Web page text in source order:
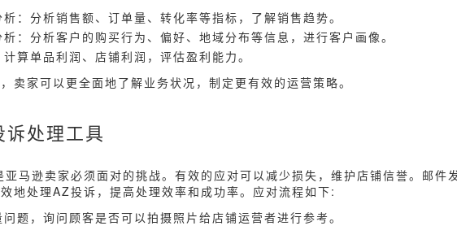
：分析销售额、订单量、转化率等指标，了解销售趋势。
：分析客户的购买行为、偏好、地域分布等信息，进行客户画像。
算单品利润、店铺利润，评估盈利能力。
卖家可以更全面地了解业务状况，制定更有效的运营策略。
处理工具
亚马逊卖家必须面对的挑战。有效的应对可以减少损失，维护店铺信誉。邮件
地处理AZ投诉，提高处理效率和成功率。应对流程如下:
题，询问顾客是否可以拍摄照片给店铺运营者进行参考。